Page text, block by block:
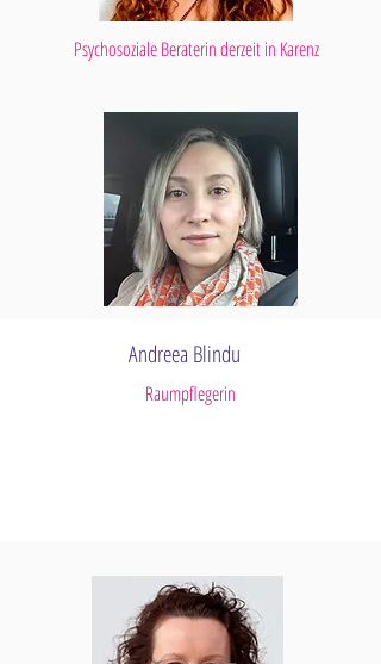
Psychosoziale Beraterin derzeit in Karenz
Andreea Blindu
Raumpflegerin